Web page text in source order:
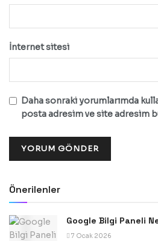
İnternet sitesi
Daha sonraki yorumlarımda
posta adresim ve site adresim
Önerilenler
Google Bilgi Paneli
7 Ocak 2026